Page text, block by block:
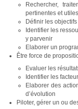
Rechercher,
pertinentes et
Définir les
Identifier les
y parvenir
Elaborer un
Être force de
Evaluer les
Identifier les
Elaborer des
d’évolution
Piloter, gérer un ou